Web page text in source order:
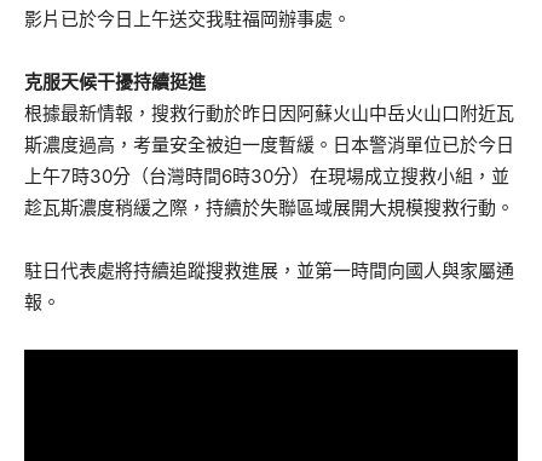
影片已於今日上午送交我駐福岡辦事處。
克服天候干擾持續挺進
根據最新情報，搜救行動於昨日因阿蘇火山中岳火山口附近瓦
斯濃度過高，考量安全被迫一度暫緩。日本警消單位已於今日
上午7時30分（台灣時間6時30分）在現場成立搜救小組，並
趁瓦斯濃度稍緩之際，持續於失聯區域展開大規模搜救行動。
駐日代表處將持續追蹤搜救進展，並第一時間向國人與家屬通
報。